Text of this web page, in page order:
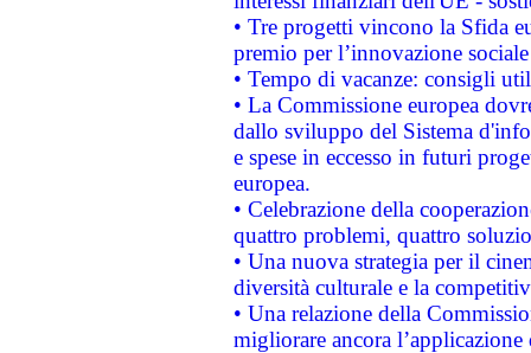
• Tre progetti vincono la Sfida
premio per l’innovazione sociale
• Tempo di vacanze: consigli
• La Commissione europea
dallo sviluppo del Sistema
e spese in eccesso in futuri
europea.
• Celebrazione della
quattro problemi, quattro
• Una nuova strategia per il
diversità culturale e la
• Una relazione della
migliorare ancora